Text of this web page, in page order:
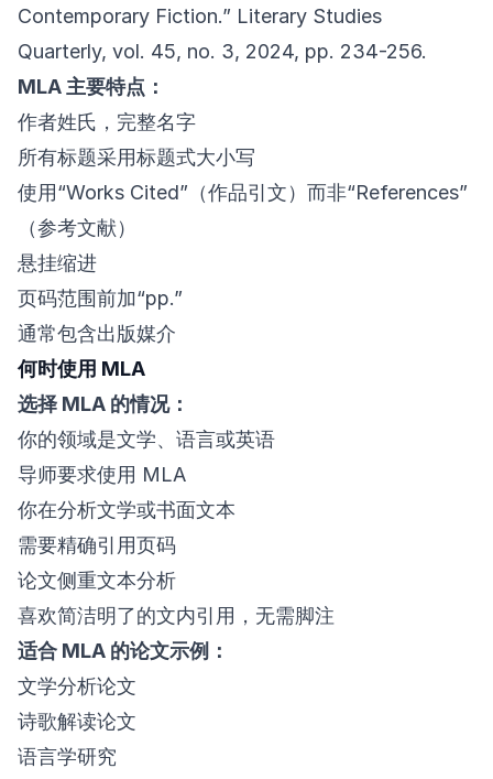
Contemporary Fiction.” Literary Studies
Quarterly, vol. 45, no. 3, 2024, pp. 234-256.
MLA 主要特点：
作者姓氏，完整名字
所有标题采用标题式大小写
使用“Works Cited”（作品引文）而非“References”
（参考文献）
悬挂缩进
页码范围前加“pp.”
通常包含出版媒介
何时使用 MLA
选择 MLA 的情况：
你的领域是文学、语言或英语
导师要求使用 MLA
你在分析文学或书面文本
需要精确引用页码
论文侧重文本分析
喜欢简洁明了的文内引用，无需脚注
适合 MLA 的论文示例：
文学分析论文
诗歌解读论文
语言学研究